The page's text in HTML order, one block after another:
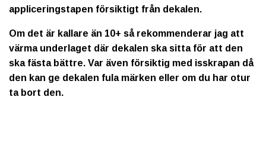
appliceringstapen försiktigt från dekalen.
Om det är kallare än 10+ så rekommenderar jag att
värma underlaget där dekalen ska sitta för att den
ska fästa bättre. Var även försiktig med isskrapan då
den kan ge dekalen fula märken eller om du har otur
ta bort den.